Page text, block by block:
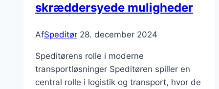
skræddersyede muligheder
AfSpeditør 28. december 2024
Speditørens rolle i moderne
transportløsninger Speditøren spiller en
central rolle i logistik og transport, hvor de